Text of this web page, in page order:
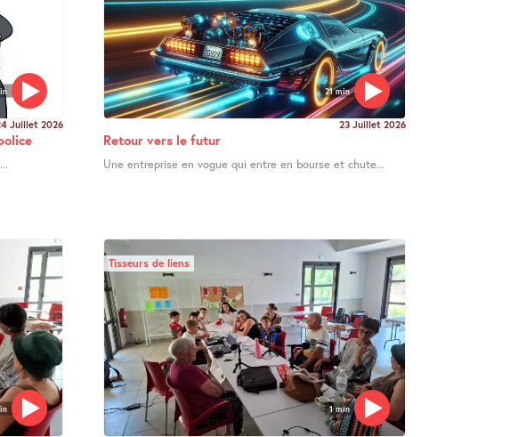
Juillet 2026
21 min
23 Juillet 2026
Retour vers le futur
Une entreprise en vogue qui entre en bourse et chute...
1 min
Tisseurs de liens